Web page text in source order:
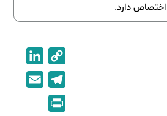
اختصاص دارد.
o
p
y
i
n
e